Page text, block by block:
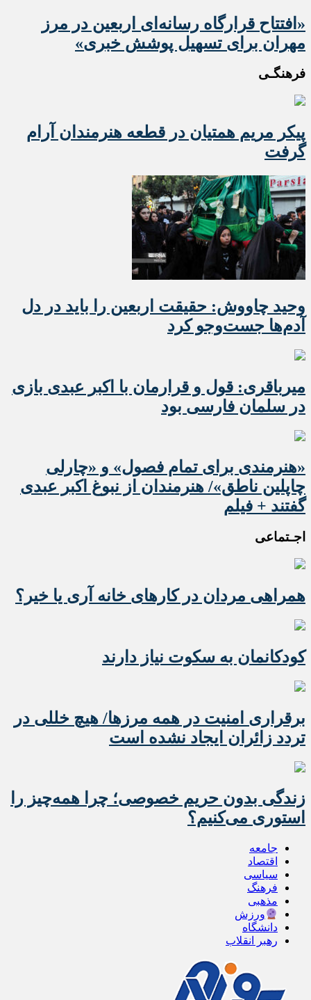
«افتتاح قرارگاه رسانه‌ای اربعین در مرز
مهران برای تسهیل پوشش خبری»
فرهنگـی
پیکر مریم همتیان در قطعه هنرمندان آرام
گرفت
وحید چاووش: حقیقت اربعین را باید در دل
آدم‌ها جست‌وجو کرد
میرباقری: قول و قرارمان با اکبر عبدی بازی
در سلمان فارسی بود
«هنرمندی برای تمام فصول» و «چارلی
چاپلین ناطق»/ هنرمندان از نبوغ اکبر عبدی
گفتند + فیلم
اجـتماعی
همراهی مردان در کارهای خانه آری یا خیر؟
کودکانمان به سکوت نیاز دارند
برقراری امنیت در همه مرزها/ هیچ‌ خللی در
تردد زائران ایجاد نشده است
زندگی بدون حریم خصوصی؛ چرا همه‌چیز را
استوری می‌کنیم؟
جامعه
اقتصاد
سیاسی
فرهنگ
مذهبی
ورزش
دانشگاه
رهبر انقلاب